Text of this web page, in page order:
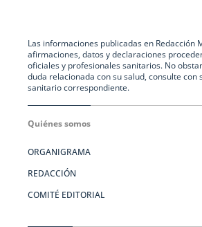
Las informaciones publicadas en Redacción
afirmaciones, datos y declaraciones
oficiales y profesionales sanitarios. No
duda relacionada con su salud, consulte con
sanitario correspondiente.
Quiénes somos
ORGANIGRAMA
REDACCIÓN
COMITÉ EDITORIAL